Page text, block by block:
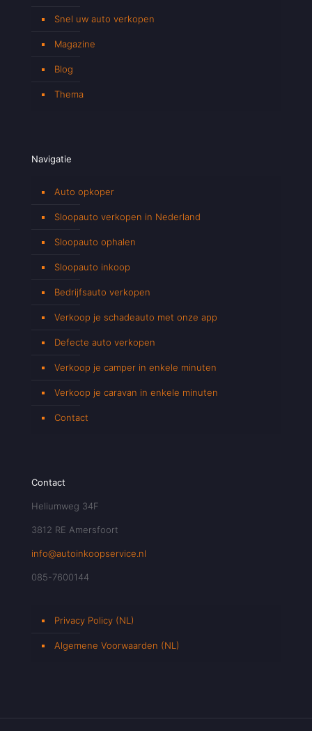
Snel uw auto verkopen
Magazine
Blog
Thema
Navigatie
Auto opkoper
Sloopauto verkopen in Nederland
Sloopauto ophalen
Sloopauto inkoop
Bedrijfsauto verkopen
Verkoop je schadeauto met onze app
Defecte auto verkopen
Verkoop je camper in enkele minuten
Verkoop je caravan in enkele minuten
Contact
Contact
Heliumweg 34F
3812 RE Amersfoort
info@autoinkoopservice.nl
085-7600144
Privacy Policy (NL)
Algemene Voorwaarden (NL)